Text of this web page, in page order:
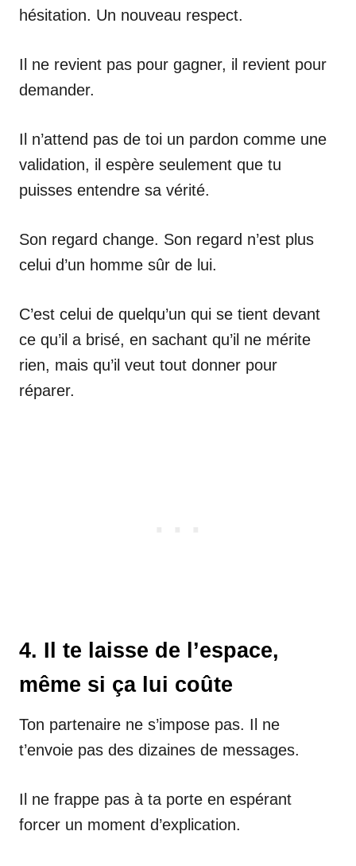
hésitation. Un nouveau respect.
Il ne revient pas pour gagner, il revient pour
demander.
Il n’attend pas de toi un pardon comme une
validation, il espère seulement que tu
puisses entendre sa vérité.
Son regard change. Son regard n’est plus
celui d’un homme sûr de lui.
C’est celui de quelqu’un qui se tient devant
ce qu’il a brisé, en sachant qu’il ne mérite
rien, mais qu’il veut tout donner pour
réparer.
4. Il te laisse de l’espace,
même si ça lui coûte
Ton partenaire ne s’impose pas. Il ne
t’envoie pas des dizaines de messages.
Il ne frappe pas à ta porte en espérant
forcer un moment d’explication.